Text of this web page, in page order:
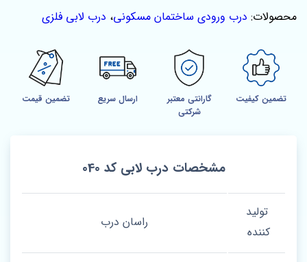
محصولات: درب ورودی ساختمان مسکونی، درب لابی فلزی
تضمین کیفیت
گارانتی معتبر
شرکتی
ارسال سریع تضمین قیمت
مشخصات درب لابی کد 040
تولید
کننده
راسان درب